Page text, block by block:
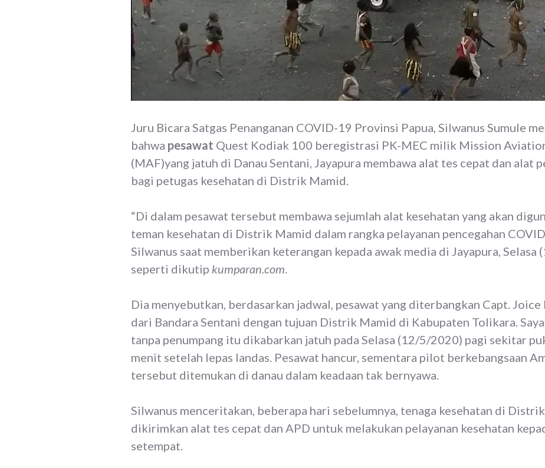
Juru Bicara Satgas Penanganan COVID-19 Provinsi Papua, Silwanus Sumule
bahwa pesawat Quest Kodiak 100 beregistrasi PK-MEC milik Mission
(MAF)yang jatuh di Danau Sentani, Jayapura membawa alat tes cepat dan alat
bagi petugas kesehatan di Distrik Mamid.
“Di dalam pesawat tersebut membawa sejumlah alat kesehatan yang akan
teman kesehatan di Distrik Mamid dalam rangka pelayanan pencegahan
Silwanus saat memberikan keterangan kepada awak media di Jayapura, Selasa
seperti dikutip kumparan.com
Dia menyebutkan, berdasarkan jadwal, pesawat yang diterbangkan Capt.
dari Bandara Sentani dengan tujuan Distrik Mamid di Kabupaten Tolikara.
tanpa penumpang itu dikabarkan jatuh pada Selasa (12/5/2020) pagi sekitar
menit setelah lepas landas. Pesawat hancur, sementara pilot berkebangsaan
tersebut ditemukan di danau dalam keadaan tak bernyawa.
Silwanus menceritakan, beberapa hari sebelumnya, tenaga kesehatan di
dikirimkan alat tes cepat dan APD untuk melakukan pelayanan kesehatan
setempat.